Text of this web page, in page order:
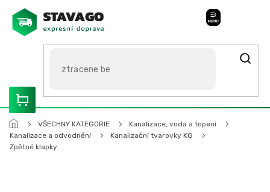
obsah
ROZVÁŽÍME OLOMOUCKO, SVITAVSKO, ŠUMPERSKO, BRNO,
PARDUBICE, HRADEC KRÁLOVÉ
VŠECHNY KATEGORIE
Kanalizace, voda a topení
Kanalizace a odvodnění
Kanalizační tvarovky KG
Zpětné klapky
Stavago Podpora